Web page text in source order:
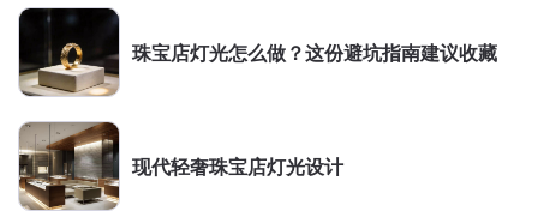
珠宝店灯光怎么做？这份避坑指南建议收藏
现代轻奢珠宝店灯光设计